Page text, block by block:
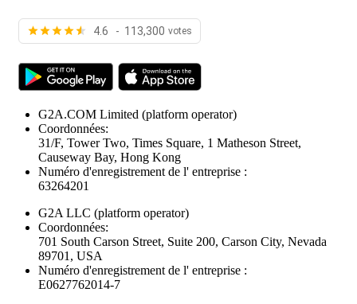
4.6 - 113,300 votes
G2A.COM Limited (platform operator)
Coordonnées:
31/F, Tower Two, Times Square, 1 Matheson Street,
Causeway Bay, Hong Kong
Numéro d'enregistrement de l' entreprise :
63264201
G2A LLC (platform operator)
Coordonnées:
701 South Carson Street, Suite 200, Carson City, Nevada
89701, USA
Numéro d'enregistrement de l' entreprise :
E0627762014-7